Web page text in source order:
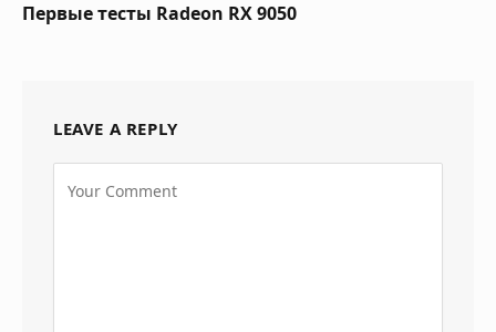
Первые тесты Radeon RX 9050
LEAVE A REPLY